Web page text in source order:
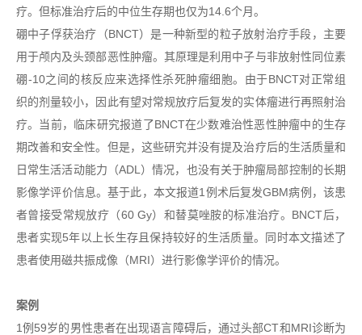
疗。但标准治疗后的中位生存期也仅为14.6个月。
硼中子俘获治疗（BNCT）是一种新型的粒子放射治疗手段，主要
用于颅内及头颈部恶性肿瘤。其原理是利用中子与非放射性同位素
硼-10之间的核反应来选择性杀死肿瘤细胞。由于BNCT对正常组
织的剂量较小，因此有望对常规放疗后复发的实体瘤进行再照射治
疗。当前，临床研究报道了BNCT在少数难治性恶性肿瘤中的生存
期改善和安全性。但是，这些研究并没有提及治疗后的生活质量和
日常生活活动能力（ADL）情况，也没有关于肿瘤局部控制的长期
影像学评价信息。基于此，本文报道1例术后复发GBM病例，该患
者曾接受常规放疗（60 Gy）和替莫唑胺的标准治疗。BNCT后，
患者实现5年以上长生存且保持较好的生活质量。同时本文描述了
患者使用磁共振成像（MRI）进行影像学评价的情况。
案例
1例59岁的男性患者在出现语言障碍后，通过头部CT和MRI诊断为